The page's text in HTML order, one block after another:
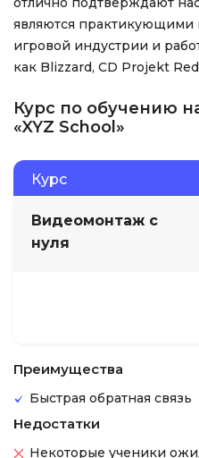
являются практикующими
игровой индустрии и
как Blizzard, CD Projekt
Курс по обучению
«XYZ School»
Курс
Видеомонтаж с
нуля
Преимущества
Быстрая обратная связь
Недостатки
Некоторые ученики